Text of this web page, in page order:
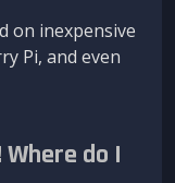
on inexpensive
Pi, and even
do I